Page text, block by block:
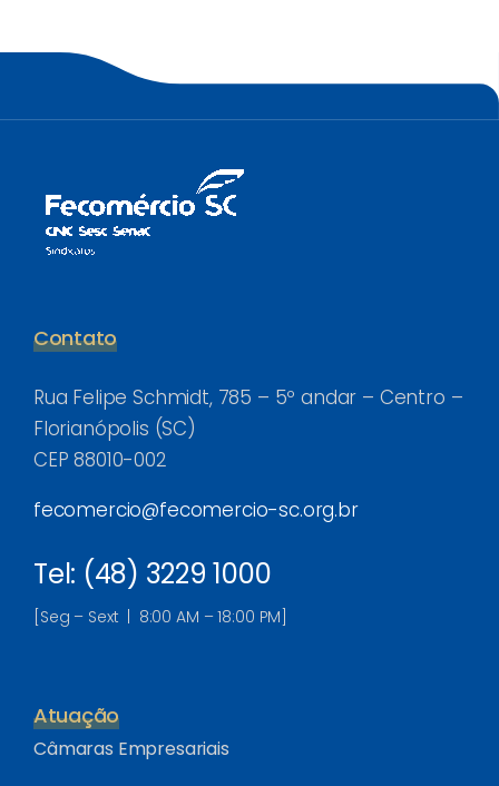
Contato
Rua Felipe Schmidt, 785 – 5º andar – Centro –
Florianópolis (SC)
CEP 88010-002
fecomercio@fecomercio-sc.org.br
Tel: (48) 3229 1000
[Seg – Sext | 8:00 AM – 18:00 PM]
Atuação
Câmaras Empresariais